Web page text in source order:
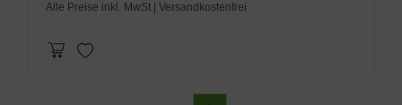
Alle Preise inkl. MwSt | Versandkostenfrei